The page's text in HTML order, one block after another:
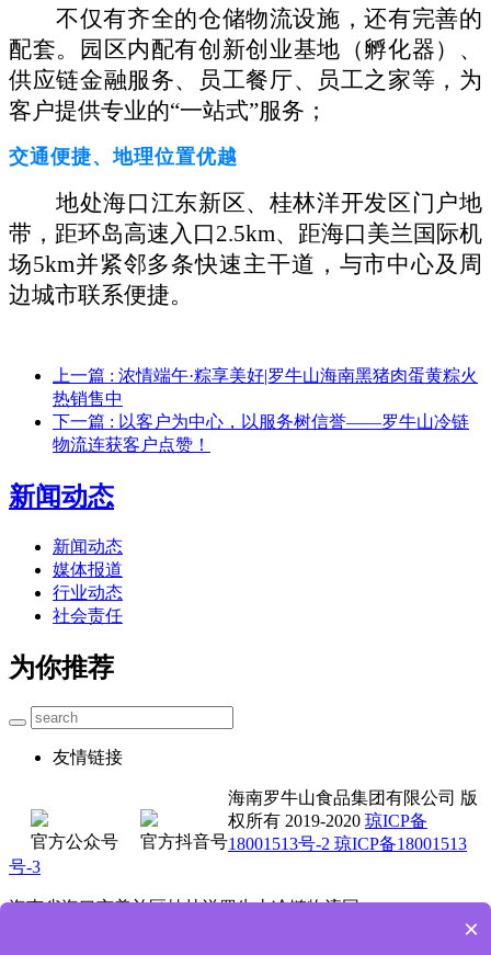
不仅有齐全的仓储物流设施，还有完善的
配套。园区内配有创新创业基地（孵化器）、
供应链金融服务、员工餐厅、员工之家等，为
客户提供专业的“一站式”服务；
交通便捷、地理位置优越
地处海口江东新区、桂林洋开发区门户地
带，距环岛高速入口2.5km、距海口美兰国际机
场5km并紧邻多条快速主干道，与市中心及周
边城市联系便捷。
上一篇 : 浓情端午·粽享美好|罗牛山海南黑猪肉蛋黄粽火
热销售中
下一篇 : 以客户为中心，以服务树信誉——罗牛山冷链
物流连获客户点赞！
新闻动态
新闻动态
媒体报道
行业动态
社会责任
为你推荐
友情链接
官方公众号 官方抖音号
海南罗牛山食品集团有限公司 版
权所有 2019-2020 琼ICP备
18001513号-2 琼ICP备18001513
号-3
海南省海口市美兰区桂林洋罗牛山冷链物流园
×